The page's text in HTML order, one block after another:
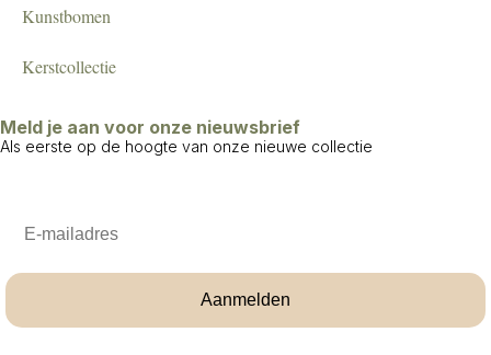
Kunstbomen
Kerstcollectie
Meld je aan voor onze nieuwsbrief
Als eerste op de hoogte van onze nieuwe collectie
Aanmelden